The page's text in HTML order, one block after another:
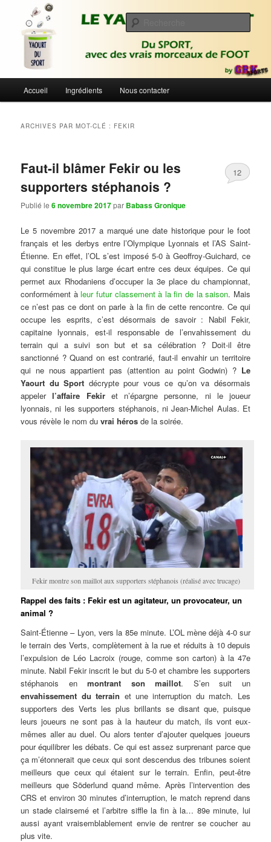
contenu
contenu
secondaireLe Yaourt du Sport
Du sport avec des vrais morceaux de foot | Gronique's Sports Blog
principal
Accueil Ingrédients Nous contacter
ARCHIVES PAR MOT-CLÉ : FEKIR
Faut-il blâmer Fekir ou les
supporters stéphanois ?
Publié le6 novembre 2017par Babass Gronique
12
Le 5 novembre 2017 a marqué une date historique pour le foot
français et les derbys entre l’Olympique Lyonnais et l’AS Saint-
Étienne. En effet, l’OL s’est imposé 5-0 à Geoffroy-Guichard, ce
qui constitue le plus large écart entre ces deux équipes. Ce qui
permet aux Rhodaniens d’occuper la 3e place du championnat,
conformément àleur futur classement à la fin de la saison. Mais
ce n’est pas ce dont on parle à la fin de cette rencontre. Ce qui
occupe les esprits, c’est désormais de savoir : Nabil Fekir,
capitaine lyonnais, est-il responsable de l’envahissement du
terrain qui a suivi son but et sa célébration ? Doit-il être
sanctionné ? Quand on est contrarié, faut-il envahir un territoire
qui ne nous appartient pas (attention au point Godwin) ? Le
Yaourt du Sport décrypte pour vous ce qu’on va désormais
appelerl’affaire Fekiret n’épargne personne, ni le joueur
lyonnais, ni les supporters stéphanois, ni Jean-Michel Aulas. Et
vous révèle le nom duvrai héros de la soirée.
Fekir montre son maillot aux supporters stéphanois (réalisé avec trucage)
Rappel des faits : Fekir est un agitateur, un provocateur, un
animal ?
Saint-Étienne – Lyon, vers la 85e minute. L’OL mène déjà 4-0 sur
le terrain des Verts, complètement à la rue et réduits à 10 depuis
l’expulsion de Léo Lacroix (rouge, comme son carton) à la 47e
minute. Nabil Fekir inscrit le but du 5-0 et chambre les supporters
stéphanois enmontrant son maillot. S’en suit un
envahissement du terrain et une interruption du match. Les
supporters des Verts les plus brillants se disant que, puisque
leurs joueurs ne sont pas à la hauteur du match, ils vont eux-
mêmes aller au duel. Ou alors tenter d’ajouter quelques joueurs
pour équilibrer les débats. Ce qui est assez surprenant parce que
ça m’étonnerait que ceux qui sont descendus des tribunes soient
meilleurs que ceux qui étaient sur le terrain. Enfin, peut-être
meilleurs que Söderlund quand même. Après l’intervention des
CRS et environ 30 minutes d’interruption, le match reprend dans
un stade clairsemé et l’arbitre siffle la fin à la… 89e minute, lui
aussi ayant vraisemblablement envie de rentrer se coucher au
plus vite.